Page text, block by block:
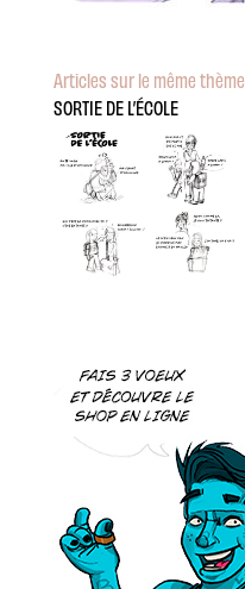
Articles sur le même thème
SORTIE DE L’ÉCOLE